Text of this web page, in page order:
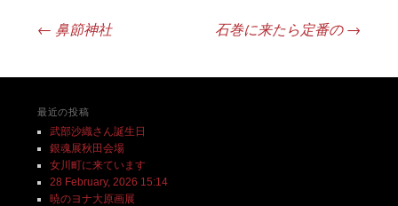
投稿ナビゲーション
← 鼻節神社 石巻に来たら定番の→
最近の投稿
武部沙織さん誕生日
銀魂展秋田会場
女川町に来ています
28 February, 2026 15:14
暁のヨナ大原画展